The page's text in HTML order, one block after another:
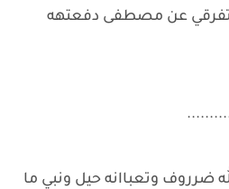
عن مصطفى دفعتهه
ضرروف وتعباانه حيل ونبي ما